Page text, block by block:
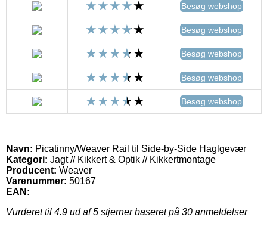
Besøg webshop
Besøg webshop
Besøg webshop
Besøg webshop
Besøg webshop
Navn: Picatinny/Weaver Rail til Side-by-Side Haglgevær
Kategori: Jagt // Kikkert & Optik // Kikkertmontage
Producent: Weaver
Varenummer: 50167
EAN:
Vurderet til 4.9 ud af 5 stjerner baseret på 30 anmeldelser